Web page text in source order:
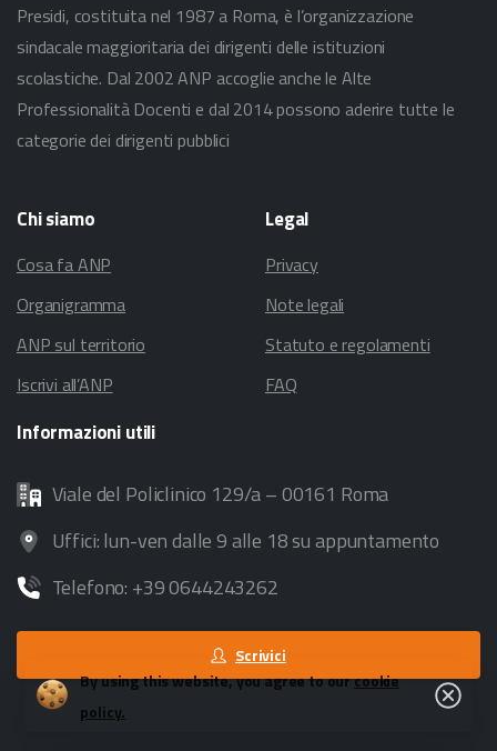
Presidi, costituita nel 1987 a Roma, è l’organizzazione
sindacale maggioritaria dei dirigenti delle istituzioni
scolastiche. Dal 2002 ANP accoglie anche le Alte
Professionalità Docenti e dal 2014 possono aderire tutte le
categorie dei dirigenti pubblici
Chisiamo
Cosa fa ANP
Organigramma
ANP sul territorio
Iscrivi all’ANP
Legal
Privacy
Note legali
Statuto e regolamenti
FAQ
Informazioniutili
Viale del Policlinico 129/a – 00161 Roma
Uffici: lun-ven dalle 9 alle 18 su appuntamento
Telefono: +39 0644243262
Scrivici
By using this website, you agree to ourcookie
policy.
Close